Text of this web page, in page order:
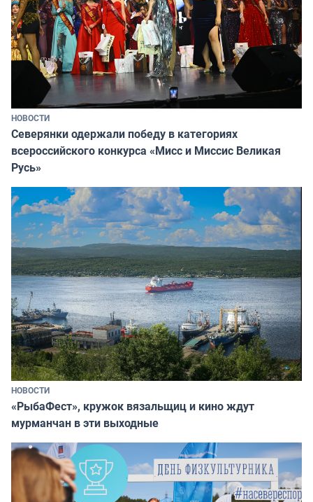
НОВОСТИ
Северянки одержали победу в категориях
всероссийского конкурса «Мисс и Миссис Великая
Русь»
НОВОСТИ
«РыбаФест», кружок вязальщиц и кино ждут
мурманчан в эти выходные